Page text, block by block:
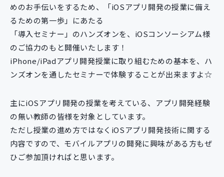
めのお手伝いをするため、「iOSアプリ開発の授業に備え
るための第一歩」にあたる
「導入セミナー」のハンズオンを、iOSコンソーシアム様
のご協力のもと開催いたします！
iPhone/iPadアプリ開発授業に取り組むための基本を、ハ
ンズオンを通したセミナーで体験することが出来ますよ☆
主にiOSアプリ開発の授業を考えている、アプリ開発経験
の無い教師の皆様を対象としています。
ただし授業の進め方ではなくiOSアプリ開発技術に関する
内容ですので、モバイルアプリの開発に興味がある方もぜ
ひご参加頂ければと思います。